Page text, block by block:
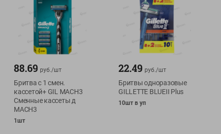
88.69 руб./шт
Бритва с 1 смен.
кассетой+ GIL MACH3
Cменные кассеты д
MACH3
1шт
22.49 руб./шт
Бритвы одноразовые
GILLETTE BLUEII Plus
10шт в уп